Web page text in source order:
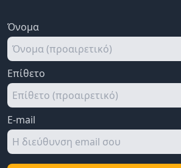
Όνομα
Επίθετο
E-mail